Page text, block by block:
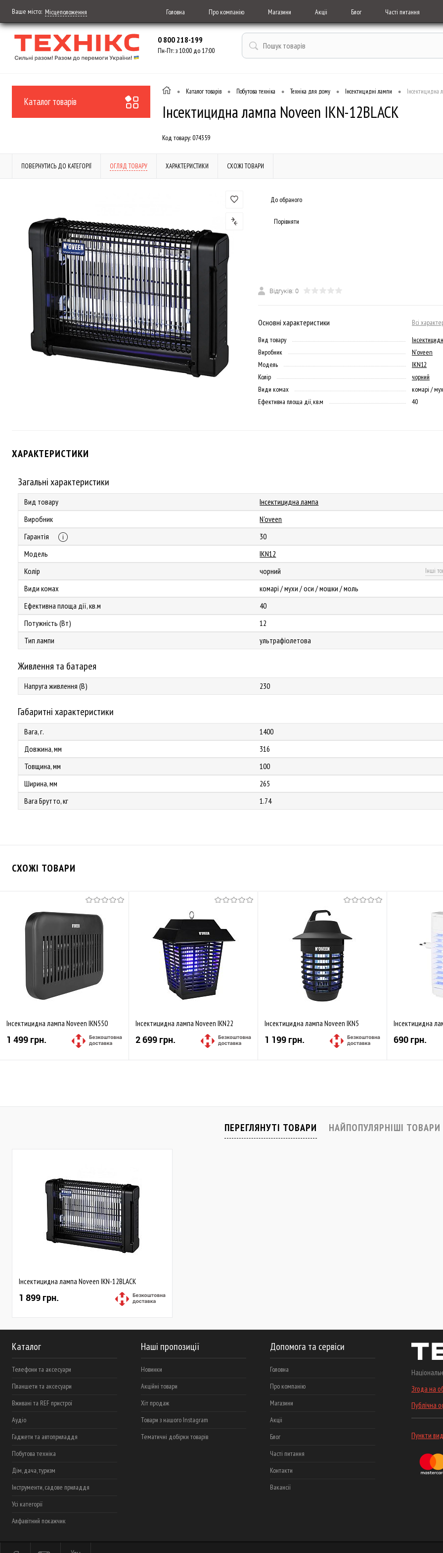
Ваше місто: Місцеположення Головна Про компанію Магазини Акціі Блог Часті питання
0 800 218-199
Пн-Пт: з 10:00 до 17:00
Каталог товарів
• Каталог товарів • Побутова техніка • Техніка для дому • Інсектицидні лампи • Інсектицидна
Інсектицидна лампа Noveen IKN-12BLACK
Код товару:074359
ПОВЕРНУТИСЬ ДО КАТЕГОРІЇ ОГЛЯД ТОВАРУ ХАРАКТЕРИСТИКИ СХОЖІ ТОВАРИ
До обраного
Порівняти
Відгуків: 0
Основні характеристики
Всі
Вид товару
Виробник
N'oveen
Модель
IKN12
Колір
чорний
Види комах
комарі /
Ефективна площа дії, кв.м
40
ХАРАКТЕРИСТИКИ
Загальні характеристики
Вид товару
Інсектицидна лампа
Виробник
N'oveen
Гарантія
30
Модель
IKN12
Колір
чорний Інші
Види комах
комарі / мухи / оси / мошки / моль
Ефективна площа дії, кв.м
40
Потужність (Вт)
12
Тип лампи
ультрафіолетова
Живлення та батарея
Напруга живлення (В) 230
Габаритні характеристики
Вага, г.
1400
Довжина, мм
316
Товщина, мм
100
Ширина, мм
265
Вага Брутто, кг
1.74
СХОЖІ ТОВАРИ
Інсектицидна лампа Noveen IKN550
1 499 грн.
Інсектицидна лампа Noveen IKN22
2 699 грн.
Інсектицидна лампа Noveen IKN5
1 199 грн.
Інсектицидна
690 грн.
ПЕРЕГЛЯНУТІ ТОВАРИ НАЙПОПУЛЯРНІШІ ТОВАРИ
Інсектицидна лампа Noveen IKN-12BLACK
1 899 грн.
Каталог
Телефони та аксесуари
Планшети та аксесуари
Вживані та REF пристрої
Аудіо
Гаджети та автоприладдя
Побутова техніка
Дім, дача, туризм
Інструменти, садове приладдя
Усі категорії
Алфавітний покажчик
Наші пропозиції
Новинки
Акційні товари
Хіт продаж
Товари з нашого Instagram
Тематичні добірки товарів
Допомога та сервіси
Головна
Про компанію
Магазини
Акціі
Блог
Часті питання
Контакти
Вакансії
Згода на
Публічна
Пункти